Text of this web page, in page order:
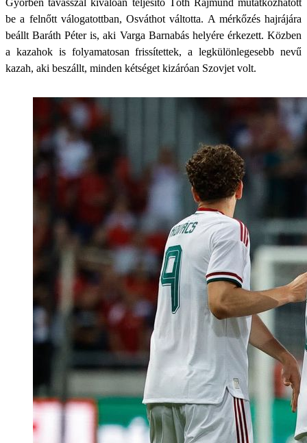
Győrben tavasszal kiválóan teljesítő Tóth Rajmund mutatkozhatott
be a felnőtt válogatottban, Osváthot váltotta. A mérkőzés hajrájára
beállt Baráth Péter is, aki Varga Barnabás helyére érkezett. Közben
a kazahok is folyamatosan frissítettek, a legkülönlegesebb nevű
kazah, aki beszállt, minden kétséget kizáróan Szovjet volt.